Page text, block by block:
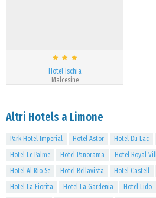
Hotel Ischia
Malcesine
Altri Hotels a Limone
Park Hotel Imperial Hotel Astor Hotel Du Lac
Hotel Le Palme
Hotel Panorama Hotel Royal
Hotel Al Rio Se
Hotel Bellavista Hotel Castell
Hotel La Fiorita
Hotel La Gardenia Hotel Lido